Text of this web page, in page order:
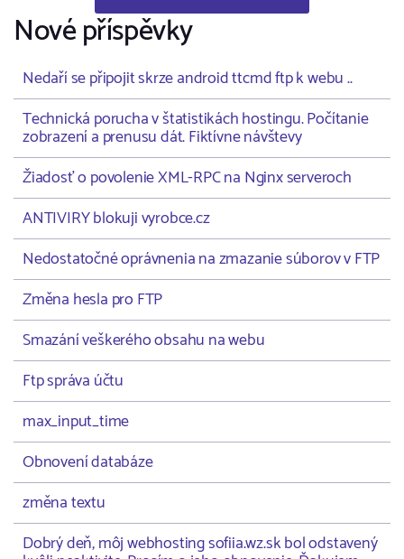
Nové příspěvky
Nedaří se připojit skrze android ttcmd ftp k webu ..
Technická porucha v štatistikách hostingu. Počítanie
zobrazení a prenusu dát. Fiktívne návštevy
Žiadosť o povolenie XML-RPC na Nginx serveroch
ANTIVIRY blokuji vyrobce.cz
Nedostatočné oprávnenia na zmazanie súborov v FTP
Změna hesla pro FTP
Smazání veškerého obsahu na webu
Ftp správa účtu
max_input_time
Obnovení databáze
změna textu
Dobrý deň, môj webhosting sofiia.wz.sk bol odstavený